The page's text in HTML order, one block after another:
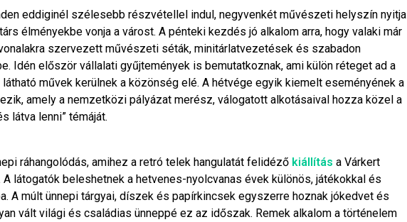
eddiginél szélesebb részvétellel indul, negyvenkét művészeti helyszín nyitja
élményekbe vonja a várost. A pénteki kezdés jó alkalom arra, hogy valaki már
szervezett művészeti séták, minitárlatvezetések és szabadon
Idén először vállalati gyűjtemények is bemutatkoznak, ami külön réteget ad a
művek kerülnek a közönség elé. A hétvége egyik kiemelt eseményének a
amely a nemzetközi pályázat merész, válogatott alkotásaival hozza közel a
látva lenni” témáját.
ráhangolódás, amihez a retró telek hangulatát felidéző kiállítás a Várkert
látogatók beleshetnek a hetvenes-nyolcvanas évek különös, játékokkal és
A múlt ünnepi tárgyai, díszek és papírkincsek egyszerre hoznak jókedvet és
vált világi és családias ünneppé ez az időszak. Remek alkalom a történelem